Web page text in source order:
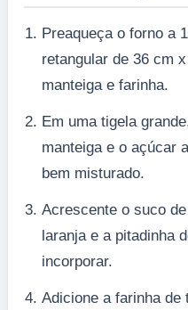
Preaqueça o forno a
retangular de 36 cm
manteiga e farinha.
Em uma tigela
manteiga e o açúcar
bem misturado.
Acrescente o suco
laranja e a pitadinha
incorporar.
Adicione a farinha de